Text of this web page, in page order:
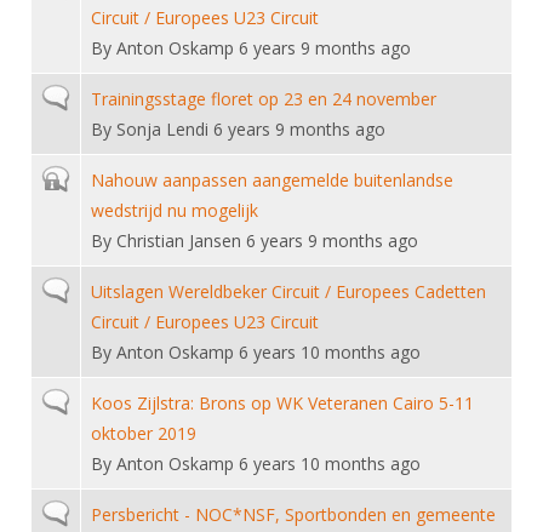
Geschiedenis van het schermen
Circuit / Europees U23 Circuit
By Anton Oskamp 6 years 9 months ago
Normal topicTrainingsstage floret op 23 en 24 november
By Sonja Lendi 6 years 9 months ago
Closed topicNahouw aanpassen aangemelde buitenlandse
wedstrijd nu mogelijk
By Christian Jansen 6 years 9 months ago
Normal topicUitslagen Wereldbeker Circuit / Europees Cadetten
Circuit / Europees U23 Circuit
By Anton Oskamp 6 years 10 months ago
Normal topicKoos Zijlstra: Brons op WK Veteranen Cairo 5-11
oktober 2019
By Anton Oskamp 6 years 10 months ago
Normal topicPersbericht - NOC*NSF, Sportbonden en gemeente